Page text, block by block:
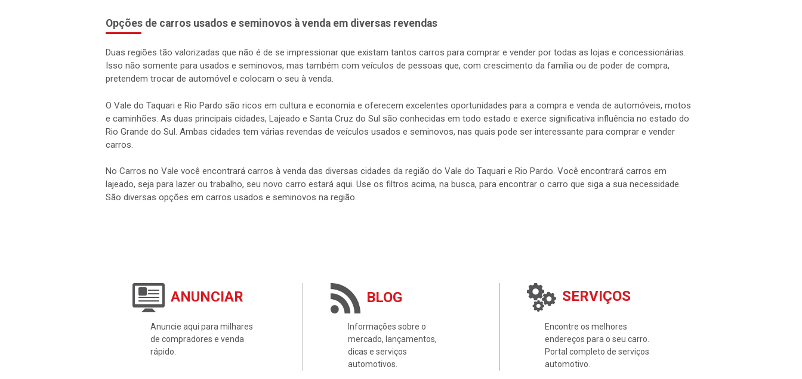
Opções de carros usados e seminovos à venda em diversas revendas
Duas regiões tão valorizadas que não é de se impressionar que existam tantos carros para comprar e vender por todas as lojas e concessionárias.
Isso não somente para usados e seminovos, mas também com veículos de pessoas que, com crescimento da família ou de poder de compra,
pretendem trocar de automóvel e colocam o seu à venda.
O Vale do Taquari e Rio Pardo são ricos em cultura e economia e oferecem excelentes oportunidades para a compra e venda de automóveis, motos
e caminhões. As duas principais cidades, Lajeado e Santa Cruz do Sul são conhecidas em todo estado e exerce significativa influência no estado do
Rio Grande do Sul. Ambas cidades tem várias revendas de veículos usados e seminovos, nas quais pode ser interessante para comprar e vender
carros.
No Carros no Vale você encontrará carros à venda das diversas cidades da região do Vale do Taquari e Rio Pardo. Você encontrará carros em
lajeado, seja para lazer ou trabalho, seu novo carro estará aqui. Use os filtros acima, na busca, para encontrar o carro que siga a sua necessidade.
São diversas opções em carros usados e seminovos na região.
ANUNCIAR
Anuncie aqui para milhares
de compradores e venda
rápido.
BLOG
Informações sobre o
mercado, lançamentos,
dicas e serviços
automotivos.
SERVIÇOS
Encontre os melhores
endereços para o seu carro.
Portal completo de serviços
automotivo.